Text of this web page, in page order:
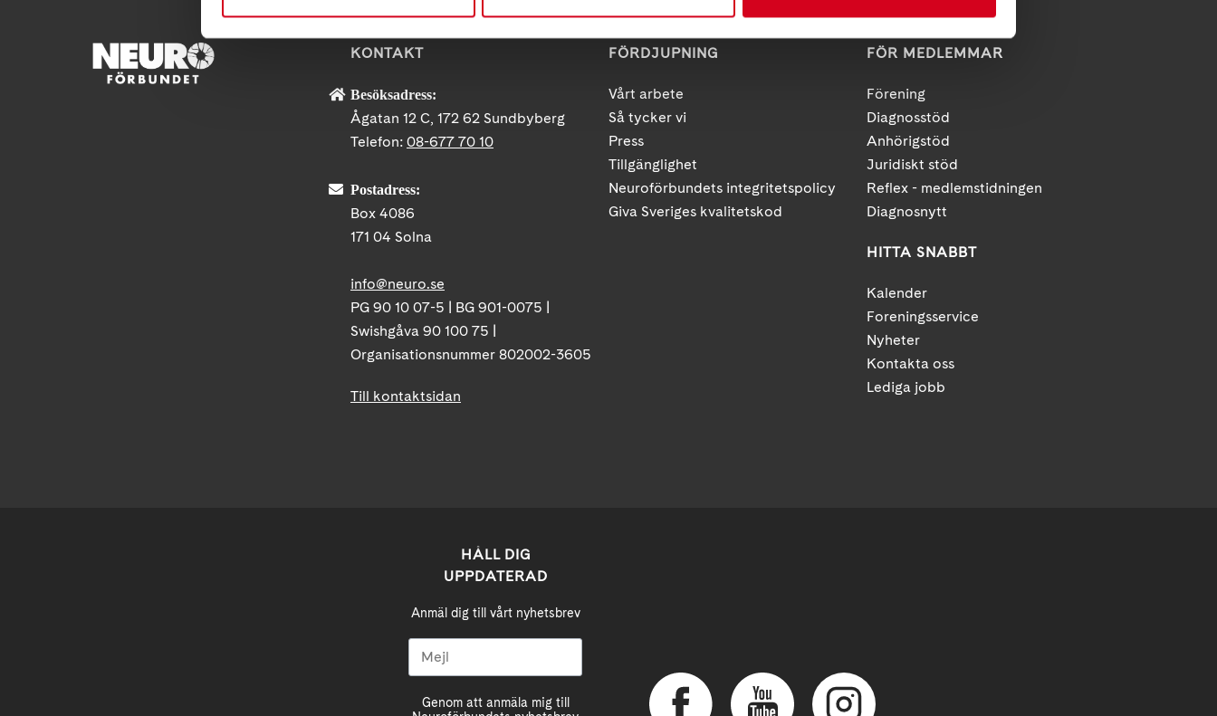
KONTAKT
Besöksadress:
Ågatan 12 C, 172 62 Sundbyberg
Telefon: 08-677 70 10
Postadress:
Box 4086
171 04 Solna
info@neuro.se
PG 90 10 07-5 | BG 901-0075 |
Swishgåva 90 100 75 |
Organisationsnummer 802002-3605
Till kontaktsidan
FÖRDJUPNING
Vårt arbete
Så tycker vi
Press
Tillgänglighet
Neuroförbundets integritetspolicy
Giva Sveriges kvalitetskod
FÖR MEDLEMMAR
Förening
Diagnosstöd
Anhörigstöd
Juridiskt stöd
Reflex - medlemstidningen
Diagnosnytt
HITTA SNABBT
Kalender
Foreningsservice
Nyheter
Kontakta oss
Lediga jobb
HÅLL DIG
UPPDATERAD
Anmäl dig till vårt nyhetsbrev
Genom att anmäla mig till